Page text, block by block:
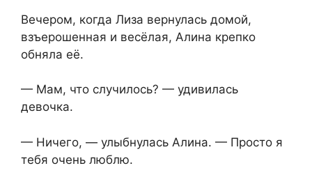
Вечером, когда Лиза вернулась домой,
взъерошенная и весёлая, Алина крепко
обняла её.
— Мам, что случилось? — удивилась
девочка.
— Ничего, — улыбнулась Алина. — Просто я
тебя очень люблю.